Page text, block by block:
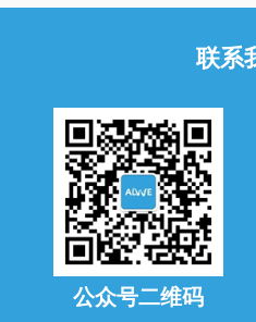
联系
公众号二维码